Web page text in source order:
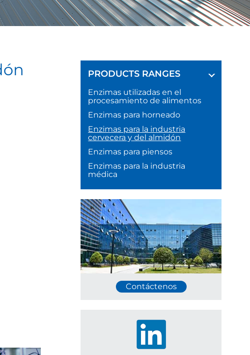
PRODUCTS RANGES
Enzimas utilizadas en el
procesamiento de alimentos
Enzimas para horneado
Enzimas para la industria
cervecera y del almidón
Enzimas para piensos
Enzimas para la industria
médica
Contáctenos